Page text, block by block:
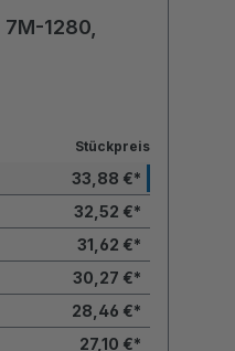
1280,
Stückpreis
33,88 €*
32,52 €*
31,62 €*
30,27 €*
28,46 €*
27,10 €*